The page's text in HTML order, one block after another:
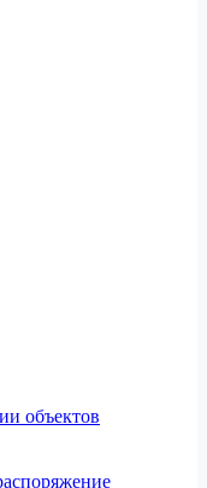
объектов